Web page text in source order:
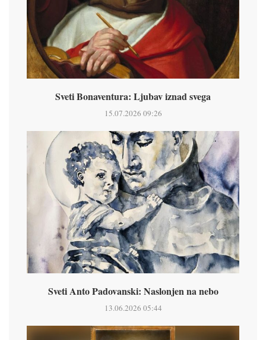
Sveti Bonaventura: Ljubav iznad svega
15.07.2026 09:26
Sveti Anto Padovanski: Naslonjen na nebo
13.06.2026 05:44